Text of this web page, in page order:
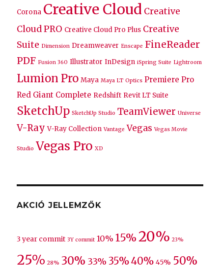
Corona Creative Cloud Creative
Cloud PRO Creative Cloud Pro Plus Creative
Suite Dimension Dreamweaver Enscape FineReader
PDF Fusion 360 Illustrator InDesign iSpring Suite Lightroom
Lumion Pro Maya Maya LT Optics Premiere Pro
Red Giant Complete Redshift Revit LT Suite
SketchUp SketchUp Studio TeamViewer Universe
V-Ray V-Ray Collection Vantage Vegas Vegas Movie
Studio Vegas Pro XD
AKCIÓ JELLEMZŐK
3 year commit 3Y commit 10% 15% 20% 23%
25% 28% 30% 33% 35%40% 45% 50%